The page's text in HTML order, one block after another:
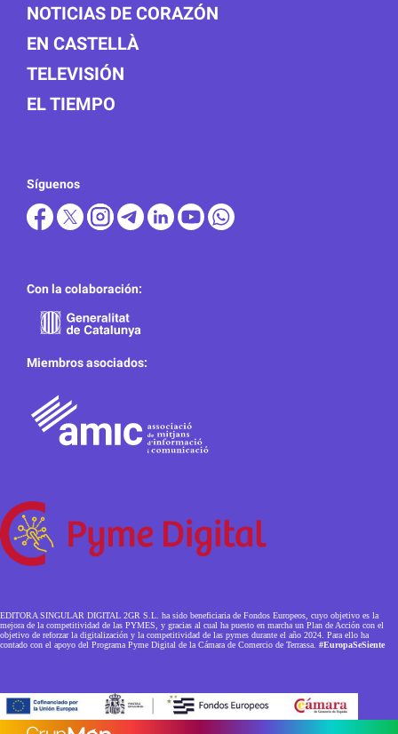
NOTICIAS DE CORAZÓN
EN CASTELLÀ
TELEVISIÓN
EL TIEMPO
Síguenos
Con la colaboración:
Miembros asociados:
EDITORA SINGULAR DIGITAL 2GR S.L. ha sido beneficiaria de Fondos Europeos, cuyo objetivo es la
mejora de la competitividad de las PYMES, y gracias al cual ha puesto en marcha un Plan de Acción con el
objetivo de reforzar la digitalización y la competitividad de las pymes durante el año 2024. Para ello ha
contado con el apoyo del Programa Pyme Digital de la Cámara de Comercio de Terrassa. #EuropaSeSiente